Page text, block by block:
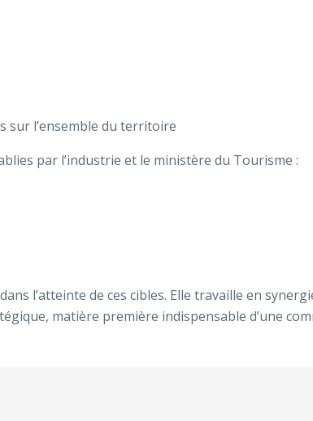
sur l’ensemble du territoire
par l’industrie et le ministère du Tourisme :
l’atteinte de ces cibles. Elle travaille en
matière première indispensable d’une